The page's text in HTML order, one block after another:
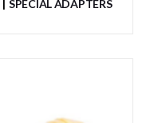
SPECIAL ADAPTERS